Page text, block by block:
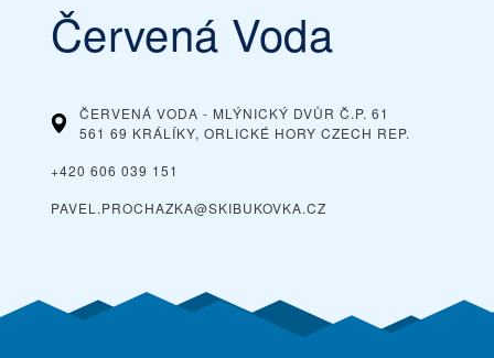
Červená Voda
ČERVENÁ VODA - MLÝNICKÝ DVŮR Č.P. 61
561 69 KRÁLÍKY, ORLICKÉ HORY CZECH REP.
+420 606 039 151
PAVEL.PROCHAZKA@SKIBUKOVKA.CZ